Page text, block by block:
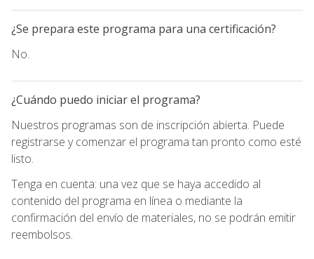
¿Se prepara este programa para una certificación?
No.
¿Cuándo puedo iniciar el programa?
Nuestros programas son de inscripción abierta. Puede
registrarse y comenzar el programa tan pronto como esté
listo.
Tenga en cuenta: una vez que se haya accedido al
contenido del programa en línea o mediante la
confirmación del envío de materiales, no se podrán emitir
reembolsos.